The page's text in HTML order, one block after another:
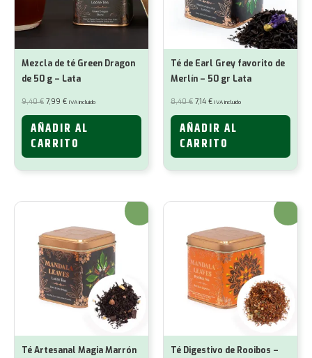
Mezcla de té Green Dragon
de 50 g – Lata
9,40€ El
precio
original
era:
9,40 €.
7,99 €El
actual
es:
7,99 €.
IVA incluido
AÑADIR AL
CARRITO
Té de Earl Grey favorito de
Merlín – 50 gr Lata
8,40€ El
precio
original
era:
8,40 €.
7,14 €El
actual
es:
7,14 €.
IVA incluido
AÑADIR AL
CARRITO
¡Oferta!
Té Artesanal Magia Marrón
¡Oferta!
Té Digestivo de Rooibos –